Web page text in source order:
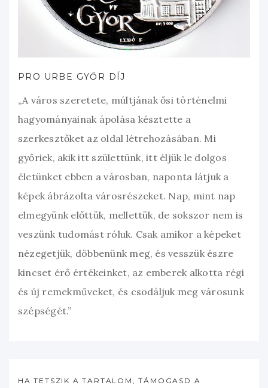
PRO URBE GYŐR DÍJ
„A város szeretete, múltjának ősi történelmi
hagyományainak ápolása késztette a
szerkesztőket az oldal létrehozásában. Mi
győriek, akik itt születtünk, itt éljük le dolgos
életünket ebben a városban, naponta látjuk a
képek ábrázolta városrészeket. Nap, mint nap
elmegyünk előttük, mellettük, de sokszor nem is
veszünk tudomást róluk. Csak amikor a képeket
nézegetjük, döbbenünk meg, és vesszük észre
kincset érő értékeinket, az emberek alkotta régi
és új remekműveket, és csodáljuk meg városunk
szépségét.”
HA TETSZIK A TARTALOM, TÁMOGASD A